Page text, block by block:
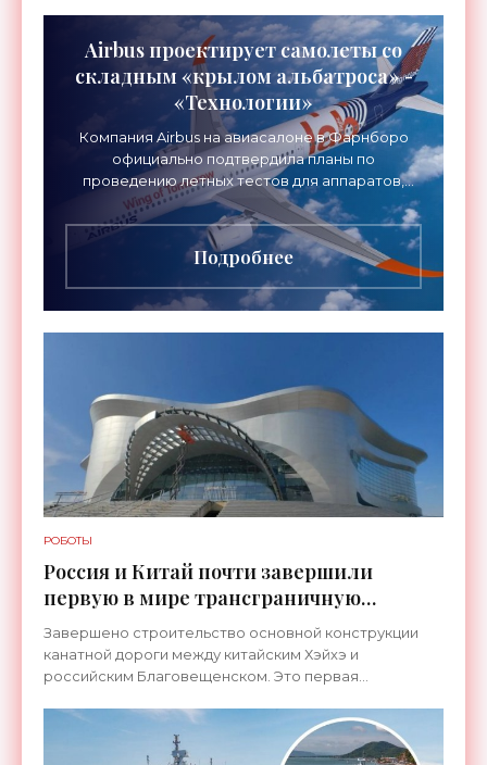
Airbus проектирует самолеты со
складным «крылом альбатроса» -
«Технологии»
Компания Airbus на авиасалоне в Фарнборо
официально подтвердила планы по
проведению летных тестов для аппаратов,
созданных в рамках нового проекта «Крыло
будущего». Цель разработки
Подробнее
РОБОТЫ
Россия и Китай почти завершили
первую в мире трансграничную
канатную дорогу между двумя
странами - «Технологии»
Завершено строительство основной конструкции
канатной дороги между китайским Хэйхэ и
российским Благовещенском. Это первая
соединит не просто два города, а